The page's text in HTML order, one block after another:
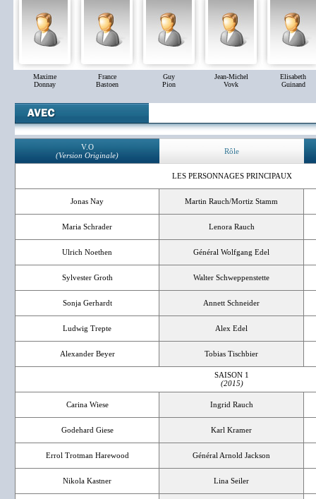
Maxime
Donnay
France
Bastoen
Guy
Pion
Jean-Michel
Vovk
Elisabeth
Guinand
V.O
(Version Originale)
Rôle
LES PERSONNAGES PRINCIPAUX
Jonas Nay Martin Rauch/Mortiz Stamm
Maria Schrader Lenora Rauch
Ulrich Noethen Général Wolfgang Edel
Sylvester Groth Walter Schweppenstette
Sonja Gerhardt Annett Schneider
Ludwig Trepte Alex Edel
Alexander Beyer Tobias Tischbier
SAISON 1
(2015)
Carina Wiese Ingrid Rauch
Godehard Giese Karl Kramer
Errol Trotman Harewood Général Arnold Jackson
Nikola Kastner Lina Seiler